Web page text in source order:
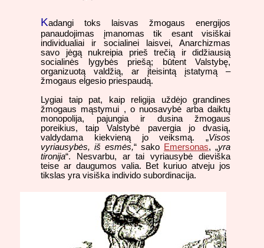
Kadangi toks laisvas žmogaus energijos
panaudojimas įmanomas tik esant visiškai
individualiai ir socialinei laisvei, Anarchizmas
savo jėgą nukreipia prieš trečią ir didžiausią
socialinės lygybės priešą; būtent Valstybę,
organizuotą valdžią, ar įteisintą įstatymą –
žmogaus elgesio priespaudą.
Lygiai taip pat, kaip religija uždėjo grandines
žmogaus mąstymui , o nuosavybė arba daiktų
monopolija, pajungia ir dusina žmogaus
poreikius, taip Valstybė pavergia jo dvasią,
valdydama kiekvieną jo veiksmą. „Visos
vyriausybės, iš esmės,“ sako Emersonas, „yra
tironija“. Nesvarbu, ar tai vyriausybė dieviška
teise ar daugumos valia. Bet kuriuo atveju jos
tikslas yra visiška individo subordinacija.